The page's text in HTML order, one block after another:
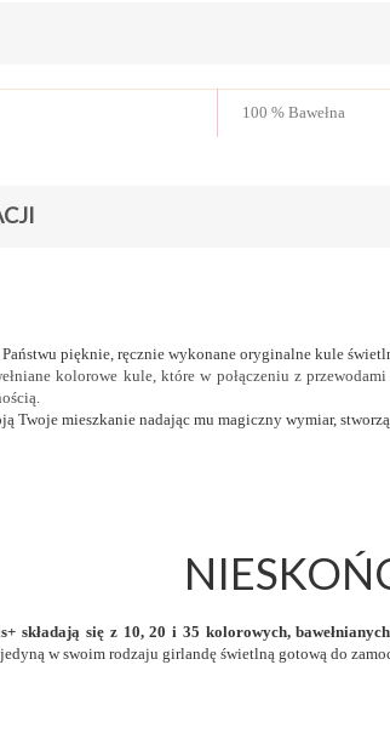
100 % Bawełna
pięknie, ręcznie wykonane oryginalne kule
kolorowe kule, które w połączeniu z
Twoje mieszkanie nadając mu magiczny wymiar,
składają się z 10, 20 i 35 kolorowych,
jedyną w swoim rodzaju girlandę świetlną gotową do